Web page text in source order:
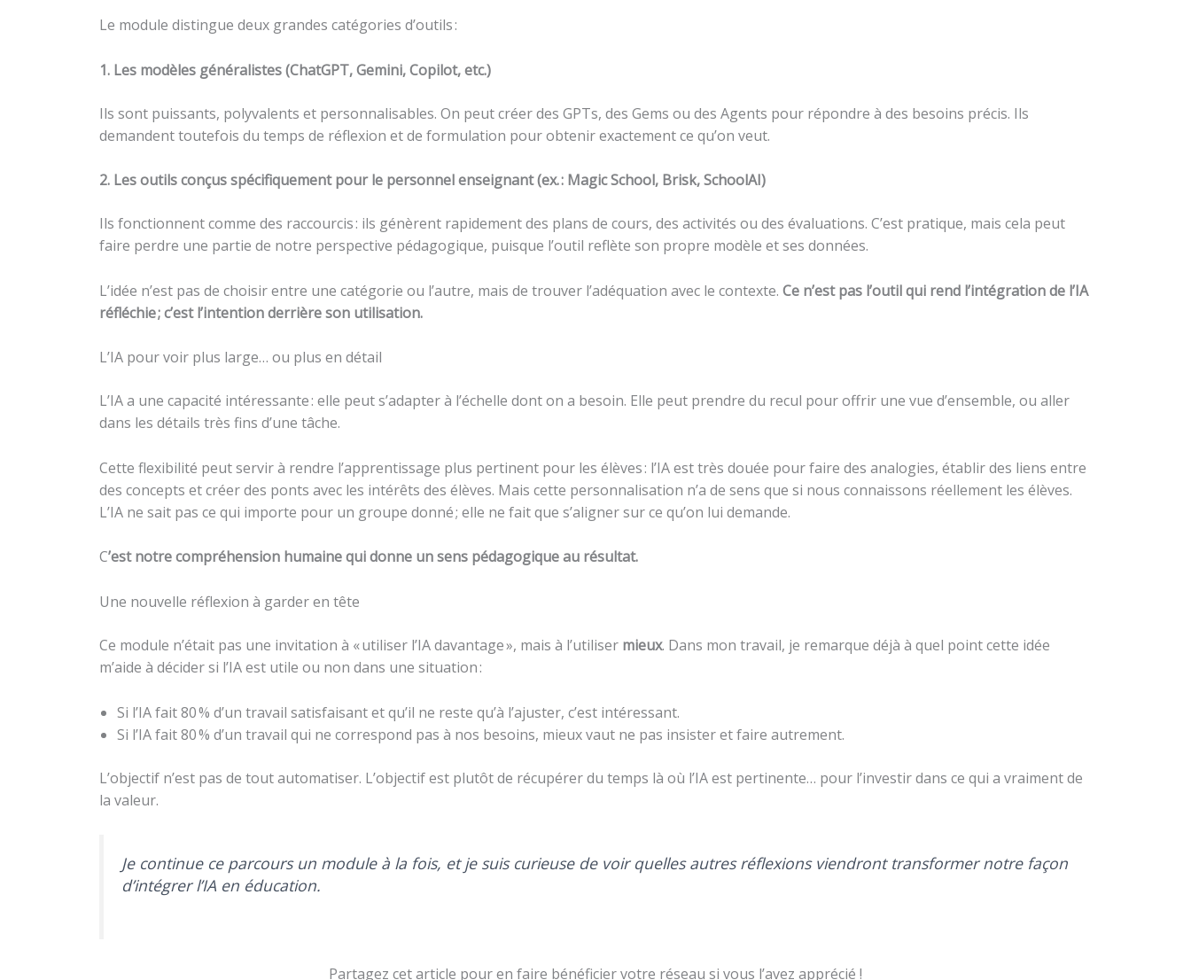
Le module distingue deux grandes catégories d’outils :
1. Les modèles généralistes (ChatGPT, Gemini, Copilot, etc.)
Ils sont puissants, polyvalents et personnalisables. On peut créer des GPTs, des Gems ou des Agents pour répondre à des besoins précis. Ils
demandent toutefois du temps de réflexion et de formulation pour obtenir exactement ce qu’on veut.
2. Les outils conçus spécifiquement pour le personnel enseignant (ex. : Magic School, Brisk, SchoolAI)
Ils fonctionnent comme des raccourcis : ils génèrent rapidement des plans de cours, des activités ou des évaluations. C’est pratique, mais cela peut
faire perdre une partie de notre perspective pédagogique, puisque l’outil reflète son propre modèle et ses données.
L’idée n’est pas de choisir entre une catégorie ou l’autre, mais de trouver l’adéquation avec le contexte. Ce n’est pas l’outil qui rend l’intégration de l’IA
réfléchie ; c’est l’intention derrière son utilisation.
L’IA pour voir plus large… ou plus en détail
L’IA a une capacité intéressante : elle peut s’adapter à l’échelle dont on a besoin. Elle peut prendre du recul pour offrir une vue d’ensemble, ou aller
dans les détails très fins d’une tâche.
Cette flexibilité peut servir à rendre l’apprentissage plus pertinent pour les élèves : l’IA est très douée pour faire des analogies, établir des liens entre
des concepts et créer des ponts avec les intérêts des élèves. Mais cette personnalisation n’a de sens que si nous connaissons réellement les élèves.
L’IA ne sait pas ce qui importe pour un groupe donné ; elle ne fait que s’aligner sur ce qu’on lui demande.
C’est notre compréhension humaine qui donne un sens pédagogique au résultat.
Une nouvelle réflexion à garder en tête
Ce module n’était pas une invitation à « utiliser l’IA davantage », mais à l’utiliser mieux. Dans mon travail, je remarque déjà à quel point cette idée
m’aide à décider si l’IA est utile ou non dans une situation :
Si l’IA fait 80 % d’un travail satisfaisant et qu’il ne reste qu’à l’ajuster, c’est intéressant.
Si l’IA fait 80 % d’un travail qui ne correspond pas à nos besoins, mieux vaut ne pas insister et faire autrement.
L’objectif n’est pas de tout automatiser. L’objectif est plutôt de récupérer du temps là où l’IA est pertinente… pour l’investir dans ce qui a vraiment de
la valeur.
Je continue ce parcours un module à la fois, et je suis curieuse de voir quelles autres réflexions viendront transformer notre façon
d’intégrer l’IA en éducation.
Partagez cet article pour en faire bénéficier votre réseau si vous l’avez apprécié !